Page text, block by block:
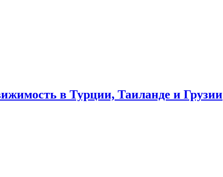
в Турции, Таиланде и Грузии